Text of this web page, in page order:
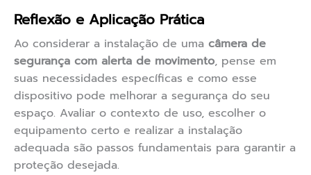
Reflexão e Aplicação Prática
Ao considerar a instalação de uma câmera de
segurança com alerta de movimento, pense em
suas necessidades específicas e como esse
dispositivo pode melhorar a segurança do seu
espaço. Avaliar o contexto de uso, escolher o
equipamento certo e realizar a instalação
adequada são passos fundamentais para garantir a
proteção desejada.